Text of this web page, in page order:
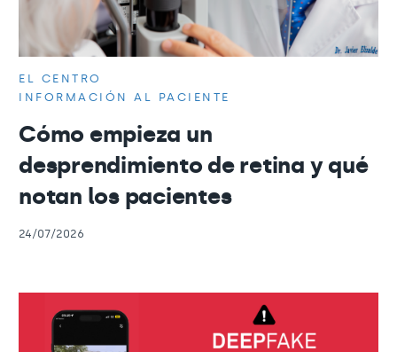
EL CENTRO
INFORMACIÓN AL PACIENTE
Cómo empieza un
desprendimiento de retina y qué
notan los pacientes
24/07/2026